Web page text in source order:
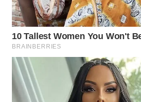
WN
SUBANG
WN
WN
PURWAKARTA